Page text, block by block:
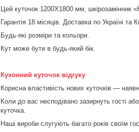
Цей куточок 1200Х1800 мм, шкірозамінник
Гарантія 18 місяців. Доставка по Україні та
Будь-які розміри та кольори.
Кут може бути в будь-який бік.
Кухонний куточок відгуку
Корисна властивість нових куточків —
Коли до вас несподівано зазирнуть гості
куточка.
Наші вироби слугують багато років своїм